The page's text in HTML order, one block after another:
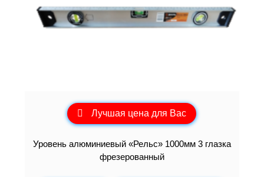
Лучшая цена для Вас
Уровень алюминиевый «Рельс» 1000мм 3 глазка
фрезерованный